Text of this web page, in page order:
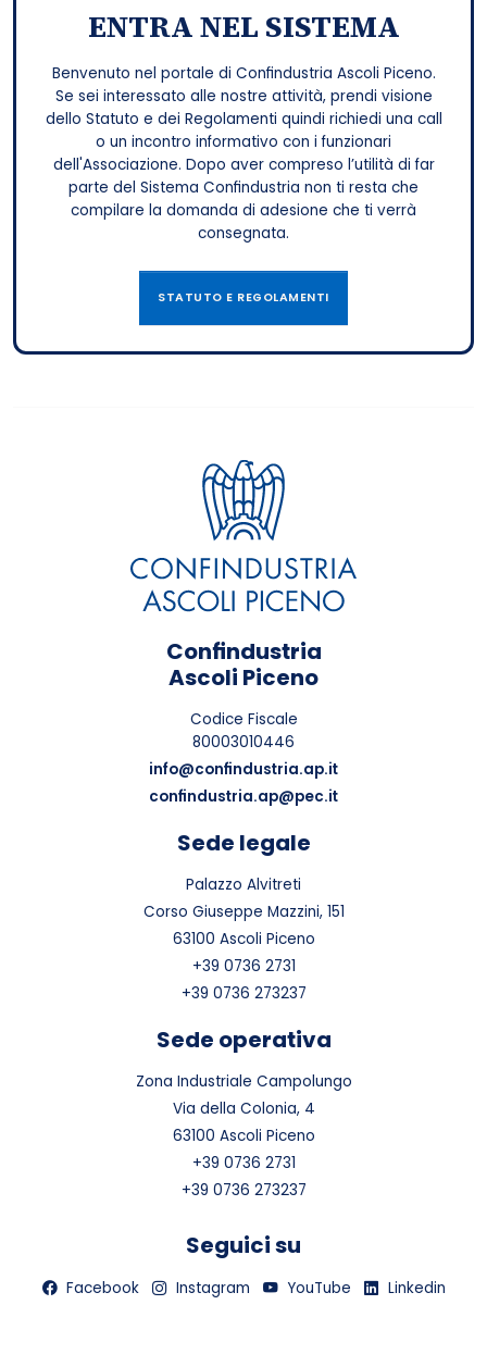
ENTRA NEL SISTEMA
Benvenuto nel portale di Confindustria Ascoli Piceno.
Se sei interessato alle nostre attività, prendi visione
dello Statuto e dei Regolamenti quindi richiedi una call
o un incontro informativo con i funzionari
dell'Associazione. Dopo aver compreso l’utilità di far
parte del Sistema Confindustria non ti resta che
compilare la domanda di adesione che ti verrà
consegnata.
STATUTO E REGOLAMENTI
Confindustria
Ascoli Piceno
Codice Fiscale
80003010446
info@confindustria.ap.it
confindustria.ap@pec.it
Sede legale
Palazzo Alvitreti
Corso Giuseppe Mazzini, 151
63100 Ascoli Piceno
+39 0736 2731
+39 0736 273237
Sede operativa
Zona Industriale Campolungo
Via della Colonia, 4
63100 Ascoli Piceno
+39 0736 2731
+39 0736 273237
Seguici su
Facebook Instagram YouTube Linkedin